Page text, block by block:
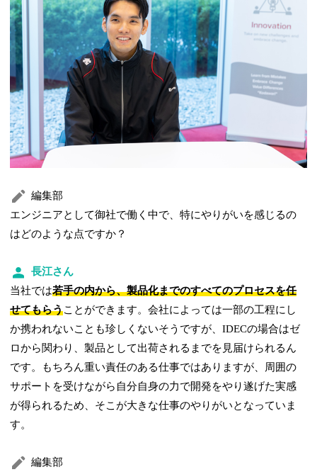
編集部
エンジニアとして御社で働く中で、特にやりがいを感じるの
はどのような点ですか？
長江さん
当社では若手の内から、製品化までのすべてのプロセスを任
せてもらうことができます。会社によっては一部の工程にし
か携われないことも珍しくないそうですが、IDECの場合はゼ
ロから関わり、製品として出荷されるまでを見届けられるん
です。もちろん重い責任のある仕事ではありますが、周囲の
サポートを受けながら自分自身の力で開発をやり遂げた実感
が得られるため、そこが大きな仕事のやりがいとなっていま
す。
編集部